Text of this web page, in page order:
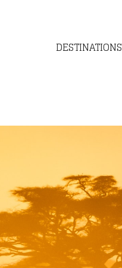
DESTINATIONS